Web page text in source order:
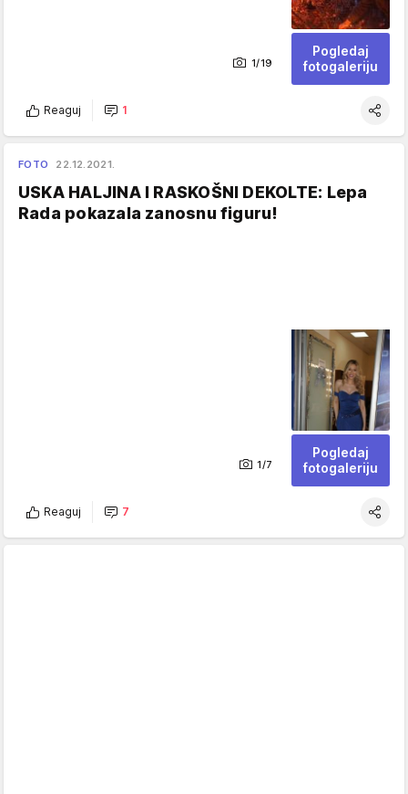
1/19
Pogledaj
fotogaleriju
Reaguj 1
FOTO 22.12.2021.
USKA HALJINA I RASKOŠNI DEKOLTE: Lepa
Rada pokazala zanosnu figuru!
1/7
Pogledaj
fotogaleriju
Reaguj 7